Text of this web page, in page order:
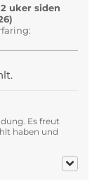
uker siden
Es freut
haben und